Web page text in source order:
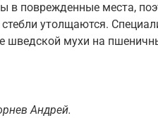
в поврежденные места,
стебли утолщаются.
шведской мухи на
Андрей.